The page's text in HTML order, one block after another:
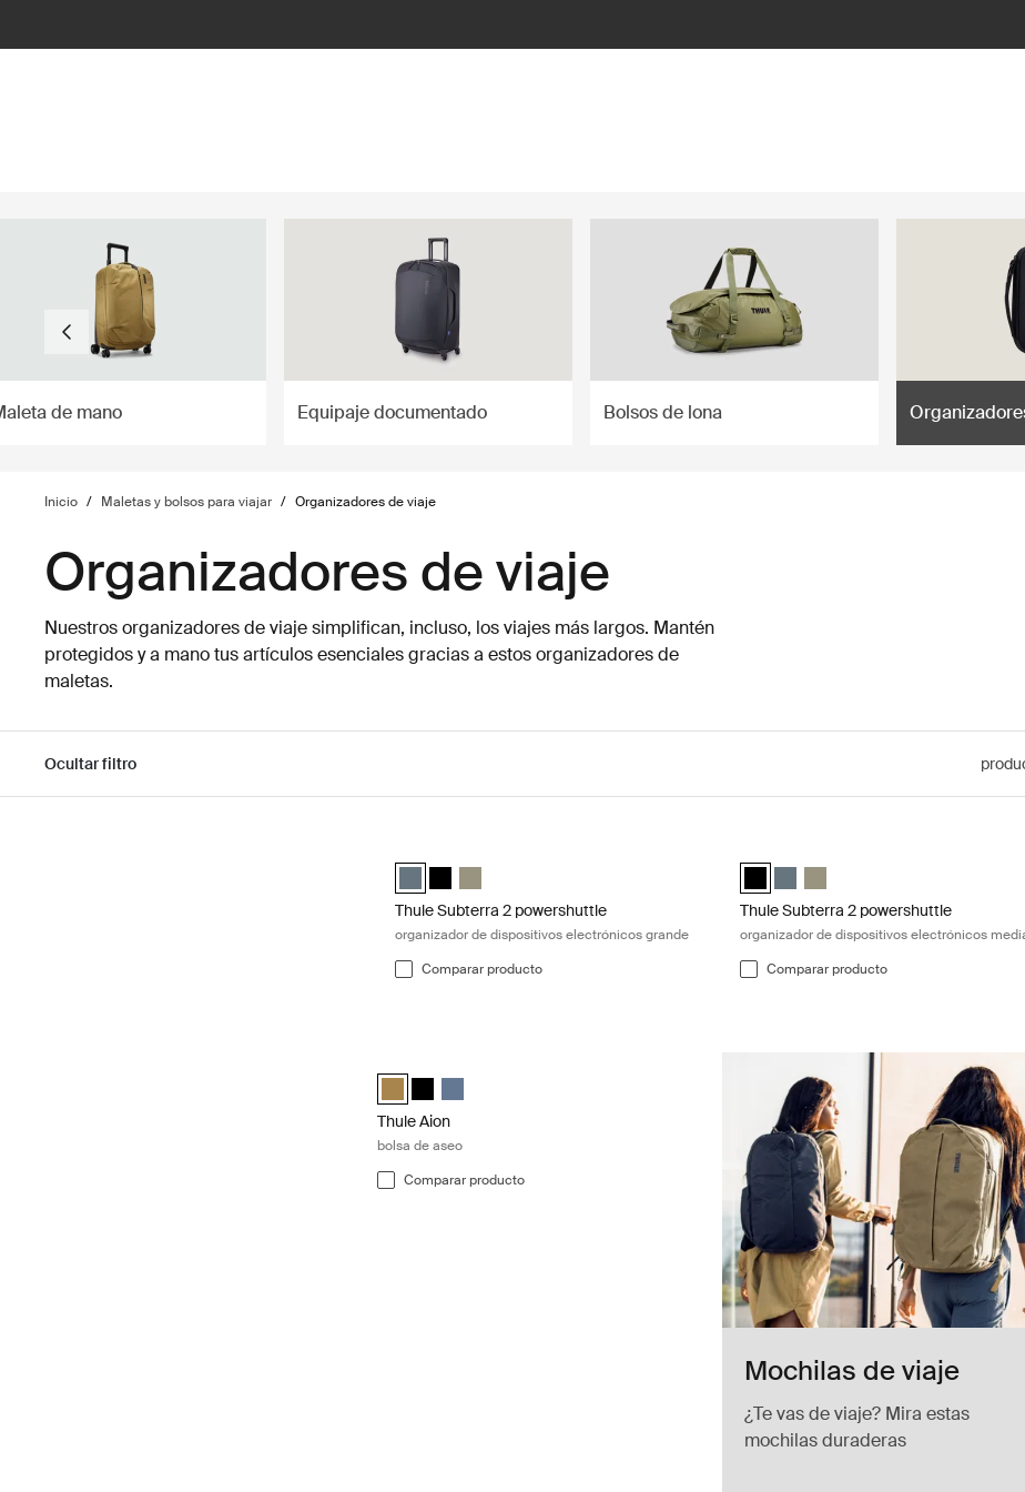
de mano Equipaje documentado Bolsos de lona
Inicio / Maletas y bolsos para viajar / Organizadores de viaje
Organizadores de viaje
Nuestros organizadores de viaje simplifican, incluso, los viajes más largos. Mantén
protegidos y a mano tus artículos esenciales gracias a estos organizadores de
maletas.
Ocultar filtro
Thule Subterra powershuttle large Pizarra oscura (selected)
Thule Subterra powershuttle large Negro
Thule Subterra powershuttle large Gris vetiver
Thule Subterra 2 powershuttle
organizador de dispositivos electrónicos grande
Comparar producto
Thule Subterra powershuttle medium
Thule Subterra powershuttle
Thule Subterra powershuttle
Thule Subterra 2 powershuttle
organizador de dispositivos electrónicos
Comparar producto
Thule Aion toiletry bag Nutria brown (selected)
Thule Aion toiletry bag Negro
Thule Aion toiletry bag Pizarra oscura
Thule Aion
bolsa de aseo
Comparar producto
Mochilas de viaje
¿Te vas de viaje? Mira estas
mochilas duraderas